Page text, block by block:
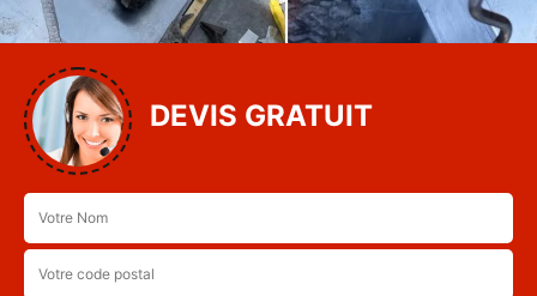
DEVIS GRATUIT